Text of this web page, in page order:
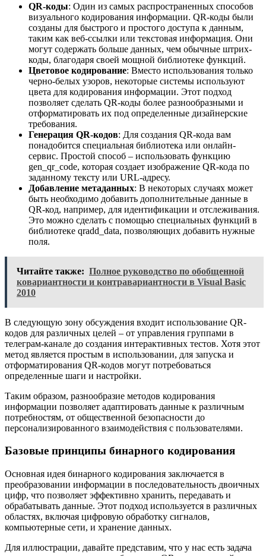
QR-коды: Один из самых распространенных способов
визуального кодирования информации. QR-коды были
созданы для быстрого и простого доступа к данным,
таким как веб-ссылки или текстовая информация. Они
могут содержать больше данных, чем обычные штрих-
коды, благодаря своей мощной библиотеке функций.
Цветовое кодирование: Вместо использования только
черно-белых узоров, некоторые системы используют
цвета для кодирования информации. Этот подход
позволяет сделать QR-коды более разнообразными и
отформатировать их под определенные дизайнерские
требования.
Генерация QR-кодов: Для создания QR-кода вам
понадобится специальная библиотека или онлайн-
сервис. Простой способ – использовать функцию
gen_qr_code, которая создает изображение QR-кода по
заданному тексту или URL-адресу.
Добавление метаданных: В некоторых случаях может
быть необходимо добавить дополнительные данные в
QR-код, например, для идентификации и отслеживания.
Это можно сделать с помощью специальных функций в
библиотеке qradd_data, позволяющих добавить нужные
поля.
Читайте также: Полное руководство по обобщенной
ковариантности и контравариантности в Visual Basic
2010
В следующую зону обсуждения входит использование QR-
кодов для различных целей – от управления группами в
телеграм-канале до создания интерактивных тестов. Хотя этот
метод является простым в использовании, для запуска и
отформатирования QR-кодов могут потребоваться
определенные шаги и настройки.
Таким образом, разнообразие методов кодирования
информации позволяет адаптировать данные к различным
потребностям, от общественной безопасности до
персонализированного взаимодействия с пользователями.
Базовые принципы бинарного кодирования
Основная идея бинарного кодирования заключается в
преобразовании информации в последовательность двоичных
цифр, что позволяет эффективно хранить, передавать и
обрабатывать данные. Этот подход используется в различных
областях, включая цифровую обработку сигналов,
компьютерные сети, и хранение данных.
Для иллюстрации, давайте представим, что у нас есть задача